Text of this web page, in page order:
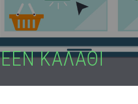
ΚΑΛΑΘΙ